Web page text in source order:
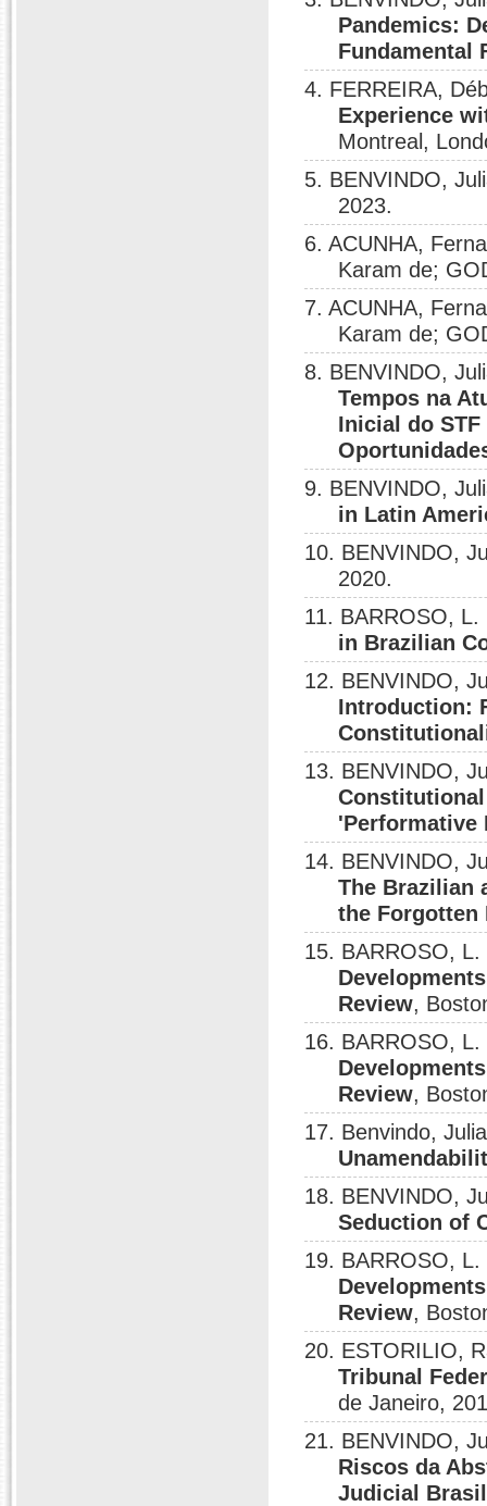
Pandemics:
Fundamental
4. FERREIRA,
Experience
Montreal,
5. BENVINDO,
2023.
6. ACUNHA,
Karam de;
7. ACUNHA,
Karam de;
8. BENVINDO,
Tempos na
Inicial do
9. BENVINDO,
in Latin
10. BENVINDO,
2020.
11. BARROSO,
in Brazilian
12. BENVINDO,
Introduction:
13. BENVINDO,
'Performative
14. BENVINDO,
The Brazilian
the Forgotten
15. BARROSO,
Review,
16. BARROSO,
Review,
17. Benvindo,
18. BENVINDO,
Seduction of
19. BARROSO,
Review,
20. ESTORILIO,
Tribunal
de Janeiro,
21. BENVINDO,
Riscos da
Judicial